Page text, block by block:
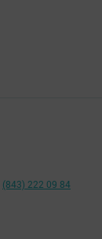
(843) 222 09 84